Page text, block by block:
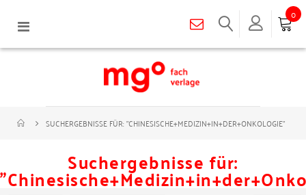
Navigation
0
SUCHERGEBNISSE FÜR: "CHINESISCHE+MEDIZIN+IN+DER+ONKOLOGIE"
Suchergebnisse für: